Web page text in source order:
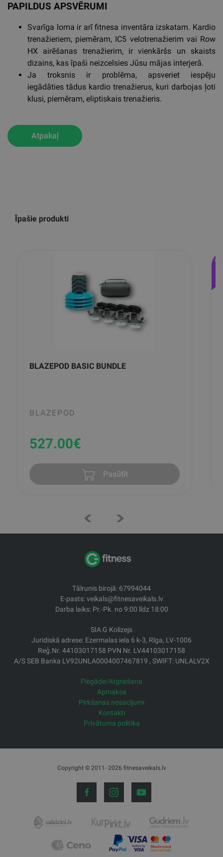
PAPILDUS APSVĒRUMI
Svarīga loma ir arī fitnesa inventāra izskatam. Kardio
trenažieriem, piemēram, IC5 velotrenažierim vai Row
HX airēšanas trenažierim, ir vienkāršs un skaists
dizains, kas īpaši neizcelsies Jūsu mājas interjerā.
Ja troksnis ir problēma, apsveriet iespēju
iegādāties tādus kardio trenažierus, kuri darbojas ļoti
klusi, piemēram, eliptiskais trenažieris.
Atpakaļ
Īpašie produkti
BLAZEPOD BASIC BUNDLE
BLAZEPOD
527.00€
Pasūtīt
-
Tālrunis birojā: 67994044
E-pasts: veikals@fitnesaveikals.lv
Darba laiks: Pr.-Pk. no 9:00 līdz 18:00
SIA G Kolizejs
Juridiskā adrese: Ezermalas iela 6 k-3, Rīga, LV-1006
Reģ.Nr. 44103017158 PVN Nr. LV44103017158
A/S SEB Banka LV92UNLA0004007467819 , SWIFT: UNLALV2X
Piegāde/Atgriešana
Apmaksa
Pirkšanas nosacījumi
Kontakti
Privātuma politika
Copyright © 2011- 2026 fitnesaveikals.lv